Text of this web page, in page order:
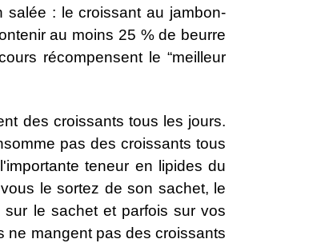
salée : le croissant au jambon-
au moins 25 % de beurre
récompensent le “meilleur
des croissants tous les jours.
pas des croissants tous
teneur en lipides du
le sortez de son sachet, le
le sachet et parfois sur vos
ne mangent pas des croissants